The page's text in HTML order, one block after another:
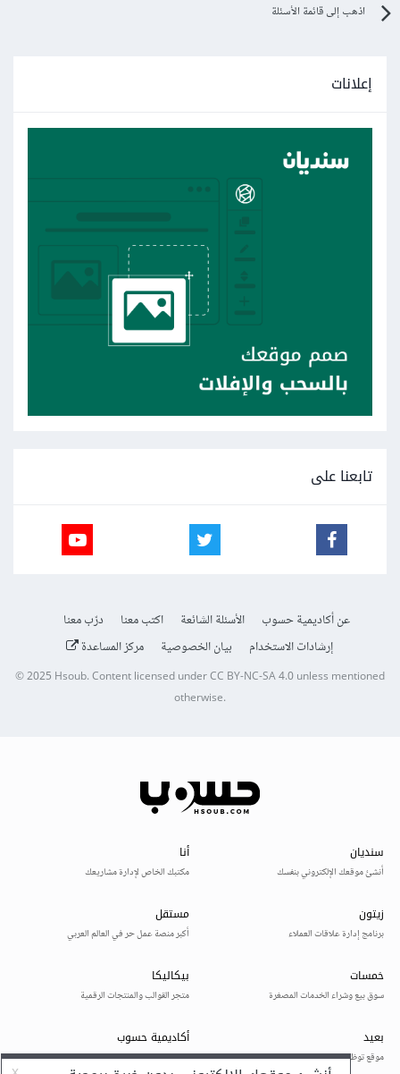
اذهب إلى قائمة الأسئلة
إعلانات
تابعنا على
عن أكاديمية حسوب الأسئلة الشائعة اكتب معنا
درّب معنا
إرشادات الاستخدام
بيان الخصوصية مركز المساعدة
© 2025Hsoub.Content licensed underCC BY-NC-SA 4.0unless mentioned
otherwise.